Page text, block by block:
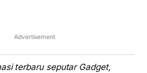
Advertisement
terbaru seputar Gadget,